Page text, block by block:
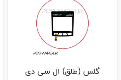
گلس (طلق) ال سی دی